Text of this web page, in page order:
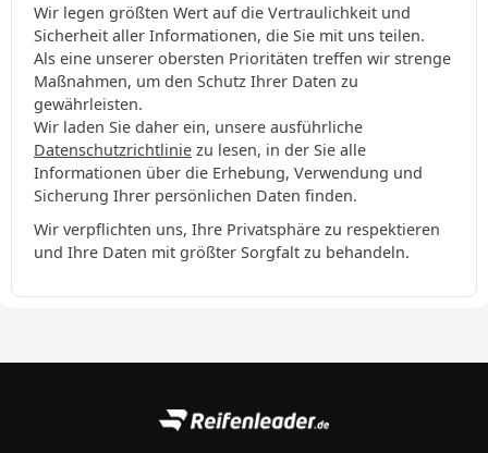
Wir legen größten Wert auf die Vertraulichkeit und
Sicherheit aller Informationen, die Sie mit uns teilen.
Als eine unserer obersten Prioritäten treffen wir strenge
Maßnahmen, um den Schutz Ihrer Daten zu
gewährleisten.
Wir laden Sie daher ein, unsere ausführliche
Datenschutzrichtlinie zu lesen, in der Sie alle
Informationen über die Erhebung, Verwendung und
Sicherung Ihrer persönlichen Daten finden.
Wir verpflichten uns, Ihre Privatsphäre zu respektieren
und Ihre Daten mit größter Sorgfalt zu behandeln.